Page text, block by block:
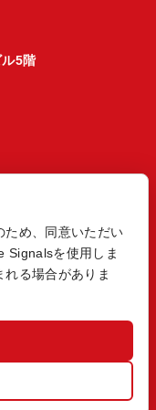
5階
ltd.
ため、同意いただい
Signalsを使用しま
る場合がありま